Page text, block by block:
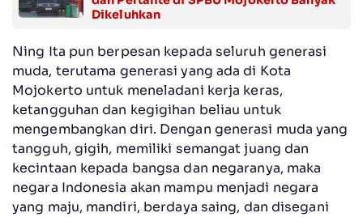
Dikeluhkan
Ning Ita pun berpesan kepada seluruh generasi
muda, terutama generasi yang ada di Kota
Mojokerto untuk meneladani kerja keras,
ketangguhan dan kegigihan beliau untuk
mengembangkan diri. Dengan generasi muda yang
tangguh, gigih, memiliki semangat juang dan
kecintaan kepada bangsa dan negaranya, maka
negara Indonesia akan mampu menjadi negara
yang maju, mandiri, berdaya saing, dan disegani